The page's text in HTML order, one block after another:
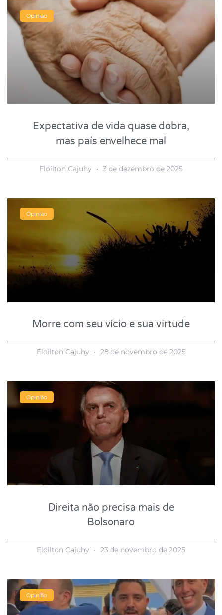
Opinião
Expectativa de vida quase dobra,
mas país envelhece mal
Eloilton Cajuhy 3 de dezembro de 2025
Opinião
Morre com seu vício e sua virtude
Eloilton Cajuhy 28 de novembro de 2025
Opinião
Direita não precisa mais de
Bolsonaro
Eloilton Cajuhy 23 de novembro de 2025
Opinião